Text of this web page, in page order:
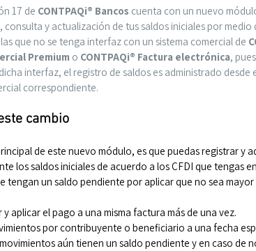
17 de CONTPAQi® Bancos cuenta con un nuevo
consulta y actualización de tus saldos iniciales por medio
que no se tenga interfaz con un sistema comercial de
Premium o CONTPAQi® Factura electrónica,
interfaz, el registro de saldos es administrado desde
correspondiente.
cambio
de este nuevo módulo, es que puedas registrar y
los saldos iniciales de acuerdo a los CFDI que tengas
tengan un saldo pendiente por aplicar que no sea mayor
y aplicar el pago a una misma factura más de una vez.
por contribuyente o beneficiario a una fecha
aún tienen un saldo pendiente y en caso de